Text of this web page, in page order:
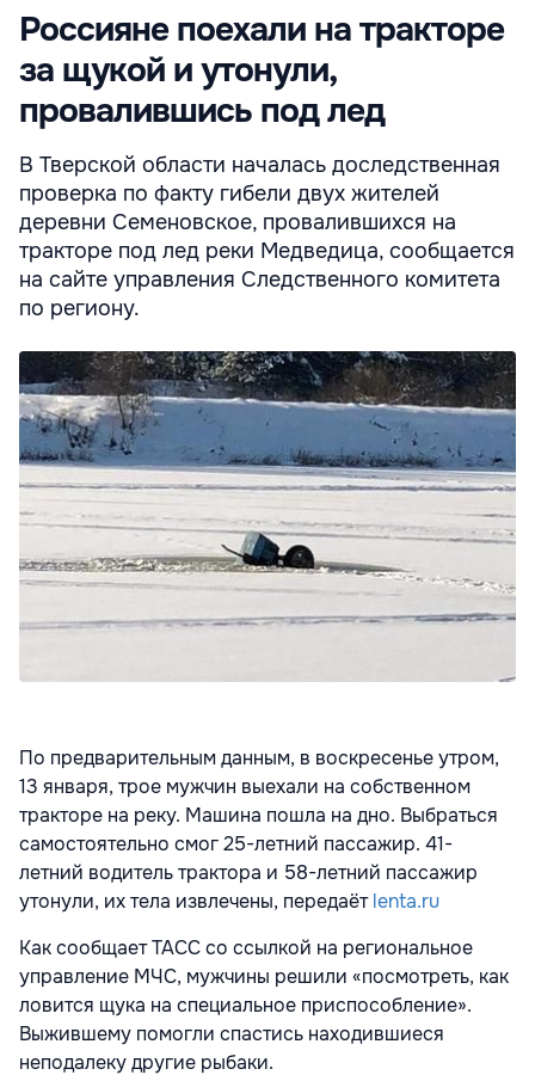
Россияне поехали на тракторе
за щукой и утонули,
провалившись под лед
В Тверской области началась доследственная
проверка по факту гибели двух жителей
деревни Семеновское, провалившихся на
тракторе под лед реки Медведица, сообщается
на сайте управления Следственного комитета
по региону.
По предварительным данным, в воскресенье утром,
13 января, трое мужчин выехали на собственном
тракторе на реку. Машина пошла на дно. Выбраться
самостоятельно смог 25-летний пассажир. 41-
летний водитель трактора и 58-летний пассажир
утонули, их тела извлечены, передаётlenta.ru
Как сообщает ТАСС со ссылкой на региональное
управление МЧС, мужчины решили «посмотреть, как
ловится щука на специальное приспособление».
Выжившему помогли спастись находившиеся
неподалеку другие рыбаки.